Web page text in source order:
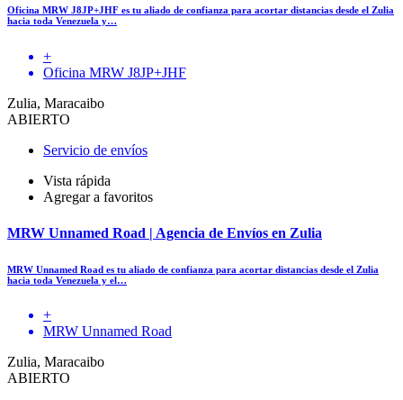
Oficina MRW J8JP+JHF es tu aliado de confianza para acortar distancias desde el Zulia
hacia toda Venezuela y…
+
Oficina MRW J8JP+JHF
Zulia, Maracaibo
ABIERTO
Servicio de envíos
Vista rápida
Agregar a favoritos
MRW Unnamed Road | Agencia de Envíos en Zulia
MRW Unnamed Road es tu aliado de confianza para acortar distancias desde el Zulia
hacia toda Venezuela y el…
+
MRW Unnamed Road
Zulia, Maracaibo
ABIERTO